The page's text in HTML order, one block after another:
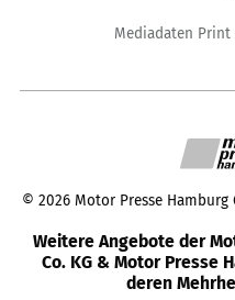
Mediadaten
© 2026 Motor Presse Hamburg
Weitere Angebote der
Co. KG & Motor Presse
deren